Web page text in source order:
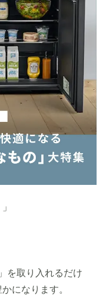
」を取り入れるだけ
になります。